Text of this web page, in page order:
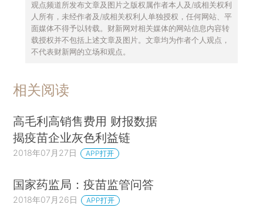
观点频道所发布文章及图片之版权属作者本人及/或相关权利
人所有，未经作者及/或相关权利人单独授权，任何网站、平
面媒体不得予以转载。财新网对相关媒体的网站信息内容转
载授权并不包括上述文章及图片。文章均为作者个人观点，
不代表财新网的立场和观点。
相关阅读
高毛利高销售费用 财报数据
揭疫苗企业灰色利益链
2018年07月27日 APP打开
国家药监局：疫苗监管问答
2018年07月26日 APP打开